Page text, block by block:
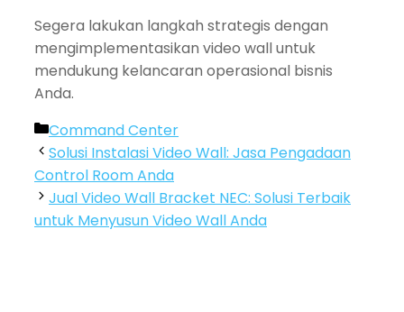
Segera lakukan langkah strategis dengan
mengimplementasikan video wall untuk
mendukung kelancaran operasional bisnis
Anda.
Categories
Command Center
Solusi Instalasi Video Wall: Jasa Pengadaan
Control Room Anda
Jual Video Wall Bracket NEC: Solusi Terbaik
untuk Menyusun Video Wall Anda